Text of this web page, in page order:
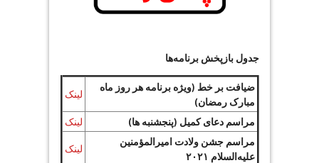
جدول بازپخش برنامه‌ها
ضیافت بر خط (ویژه برنامه هر روز ماه
مبارک رمضان)
لینک
مراسم دعای کمیل (پنجشنبه ها)
لینک
مراسم جشن ولادت امیرالمؤمنین
علیه‌السلام ۲۰۲۱
لینک